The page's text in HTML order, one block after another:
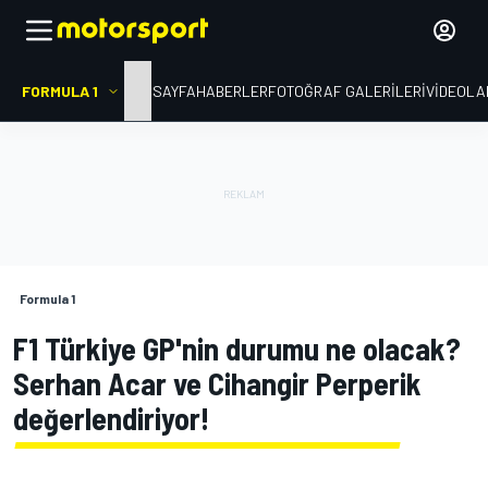
FORMULA 1 ANA SAYFAHABERLERFOTOĞRAF GALERILERI
Formula 1
F1 Türkiye GP'nin durumu ne olacak?
Serhan Acar ve Cihangir Perperik
değerlendiriyor!